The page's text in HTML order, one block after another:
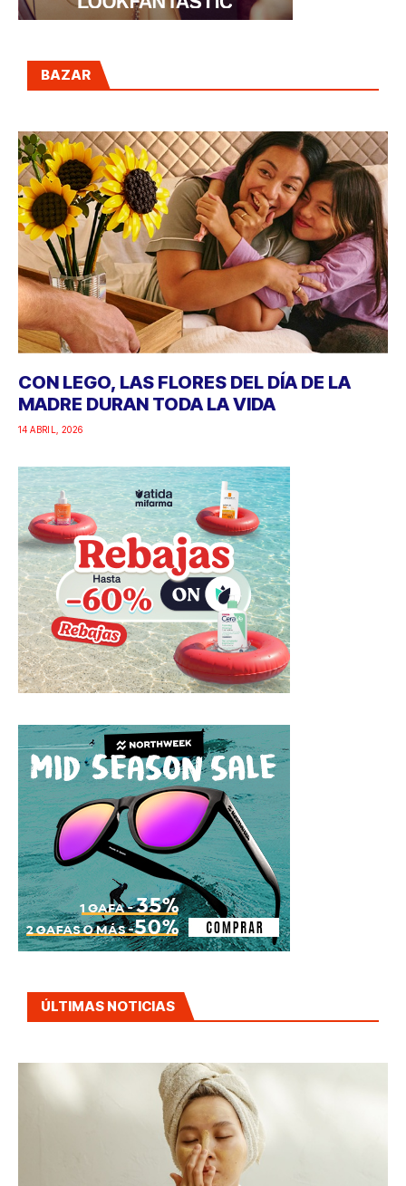
BAZAR
CON LEGO, LAS FLORES DEL DÍA DE LA
MADRE DURAN TODA LA VIDA
14 ABRIL, 2026
ÚLTIMAS NOTICIAS